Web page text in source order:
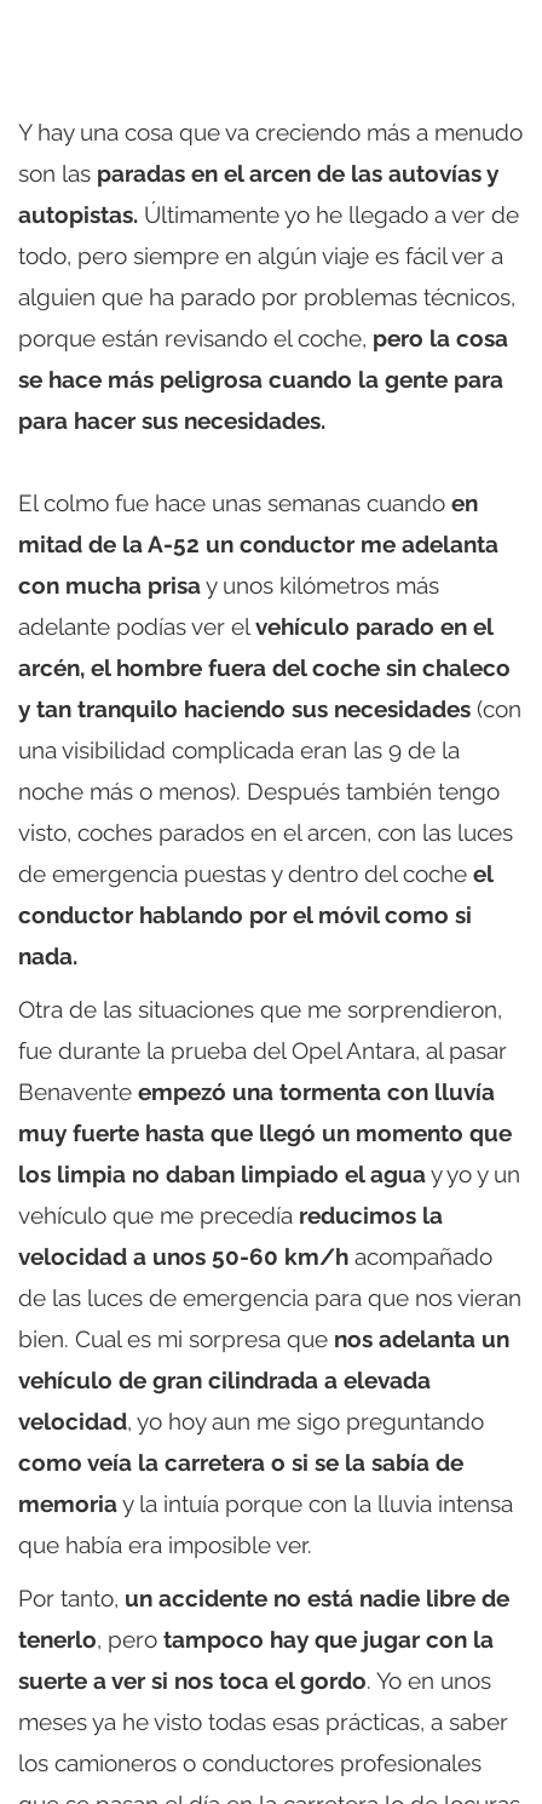
Y hay una cosa que va creciendo más a menudo
son las paradas en el arcen de las autovías y
autopistas. Últimamente yo he llegado a ver de
todo, pero siempre en algún viaje es fácil ver a
alguien que ha parado por problemas técnicos,
porque están revisando el coche, pero la cosa
se hace más peligrosa cuando la gente para
para hacer sus necesidades.
El colmo fue hace unas semanas cuando en
mitad de la A-52 un conductor me adelanta
con mucha prisay unos kilómetros más
adelante podías ver elvehículo parado en el
arcén, el hombre fuera del coche sin chaleco
y tan tranquilo haciendo sus necesidades (con
una visibilidad complicada eran las 9 de la
noche más o menos). Después también tengo
visto, coches parados en el arcen, con las luces
de emergencia puestas y dentro del coche el
conductor hablando por el móvil como si
nada.
Otra de las situaciones que me sorprendieron,
fue durante la prueba del Opel Antara, al pasar
Benavente empezó una tormenta con lluvía
muy fuerte hasta que llegó un momento que
los limpia no daban limpiado el aguay yo y un
vehículo que me precedía reducimos la
velocidad a unos 50-60 km/h acompañado
de las luces de emergencia para que nos vieran
bien. Cual es mi sorpresa que nos adelanta un
vehículo de gran cilindrada a elevada
velocidad, yo hoy aun me sigo preguntando
como veía la carretera o si se la sabía de
memoriay la intuía porque con la lluvia intensa
que había era imposible ver.
Por tanto, un accidente no está nadie libre de
tenerlo, pero tampoco hay que jugar con la
suerte a ver si nos toca el gordo. Yo en unos
meses ya he visto todas esas prácticas, a saber
los camioneros o conductores profesionales